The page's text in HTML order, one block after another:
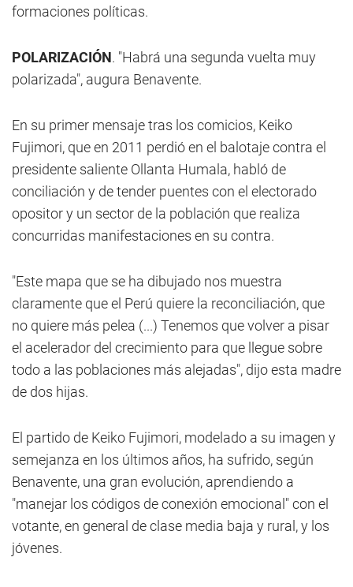
formaciones políticas.
POLARIZACIÓN. "Habrá una segunda vuelta muy
polarizada", augura Benavente.
En su primer mensaje tras los comicios, Keiko
Fujimori, que en 2011 perdió en el balotaje contra el
presidente saliente Ollanta Humala, habló de
conciliación y de tender puentes con el electorado
opositor y un sector de la población que realiza
concurridas manifestaciones en su contra.
"Este mapa que se ha dibujado nos muestra
claramente que el Perú quiere la reconciliación, que
no quiere más pelea (...) Tenemos que volver a pisar
el acelerador del crecimiento para que llegue sobre
todo a las poblaciones más alejadas", dijo esta madre
de dos hijas.
El partido de Keiko Fujimori, modelado a su imagen y
semejanza en los últimos años, ha sufrido, según
Benavente, una gran evolución, aprendiendo a
"manejar los códigos de conexión emocional" con el
votante, en general de clase media baja y rural, y los
jóvenes.